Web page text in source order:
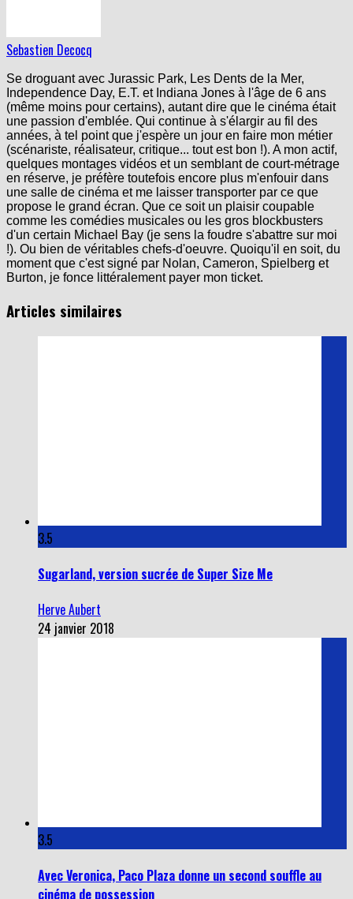
Sebastien Decocq
Se droguant avec Jurassic Park, Les Dents de la Mer,
Independence Day, E.T. et Indiana Jones à l'âge de 6 ans
(même moins pour certains), autant dire que le cinéma était
une passion d'emblée. Qui continue à s'élargir au fil des
années, à tel point que j'espère un jour en faire mon métier
(scénariste, réalisateur, critique... tout est bon !). A mon actif,
quelques montages vidéos et un semblant de court-métrage
en réserve, je préfère toutefois encore plus m'enfouir dans
une salle de cinéma et me laisser transporter par ce que
propose le grand écran. Que ce soit un plaisir coupable
comme les comédies musicales ou les gros blockbusters
d'un certain Michael Bay (je sens la foudre s'abattre sur moi
!). Ou bien de véritables chefs-d'oeuvre. Quoiqu'il en soit, du
moment que c'est signé par Nolan, Cameron, Spielberg et
Burton, je fonce littéralement payer mon ticket.
Articles similaires
3.5
Sugarland, version sucrée de Super Size Me
Herve Aubert
24 janvier 2018
3.5
Avec Veronica, Paco Plaza donne un second souffle au
cinéma de possession